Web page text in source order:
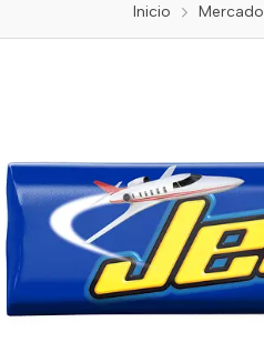
Inicio Mercado